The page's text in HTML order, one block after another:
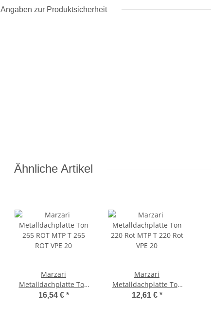
Angaben zur Produktsicherheit
Ähnliche Artikel
Marzari
Metalldachplatte Ton
265 ROT MTP T 265
16,54 € *
Marzari
Metalldachplatte Ton
220 Rot MTP T 220 Rot
12,61 € *